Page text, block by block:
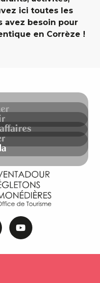
ici toutes les
avez besoin pour
en Corrèze !